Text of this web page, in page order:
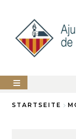
AJUNTAMENT
STARTSEITE